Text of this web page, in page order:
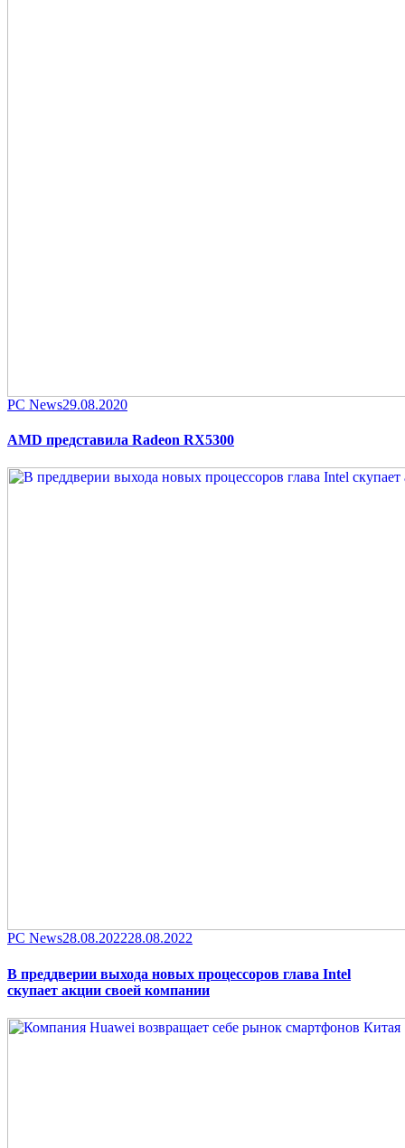
Category
PC NewsPosted
29.08.2020
AMD представила Radeon RX5300
Category
PC NewsPosted
28.08.202228.08.2022
В преддверии выхода новых процессоров глава Intel
скупает акции своей компании